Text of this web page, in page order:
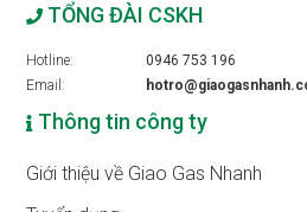
TỔNG ĐÀI CSKH
Hotline:
Email:
0946 753 196
Thông tin công ty
Giới thiệu về Giao Gas Nhanh